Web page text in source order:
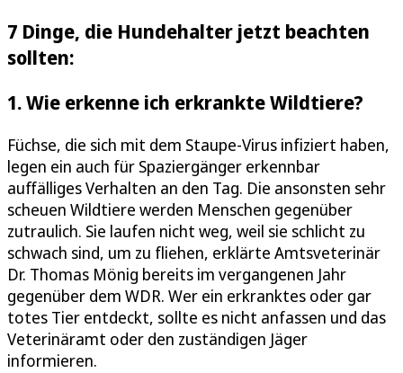
7 Dinge, die Hundehalter jetzt beachten
sollten:
1. Wie erkenne ich erkrankte Wildtiere?
Füchse, die sich mit dem Staupe-Virus infiziert haben,
legen ein auch für Spaziergänger erkennbar
auffälliges Verhalten an den Tag. Die ansonsten sehr
scheuen Wildtiere werden Menschen gegenüber
zutraulich. Sie laufen nicht weg, weil sie schlicht zu
schwach sind, um zu fliehen, erklärte Amtsveterinär
Dr. Thomas Mönig bereits im vergangenen Jahr
gegenüber dem WDR. Wer ein erkranktes oder gar
totes Tier entdeckt, sollte es nicht anfassen und das
Veterinäramt oder den zuständigen Jäger
informieren.